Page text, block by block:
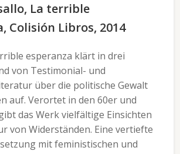
La terrible
Colisión Libros, 2014
esperanza klärt in drei
von Testimonial- und
über die politische Gewalt
auf. Verortet in den 60er und
das Werk vielfältige Einsichten
von Widerständen. Eine vertiefte
mit feministischen und